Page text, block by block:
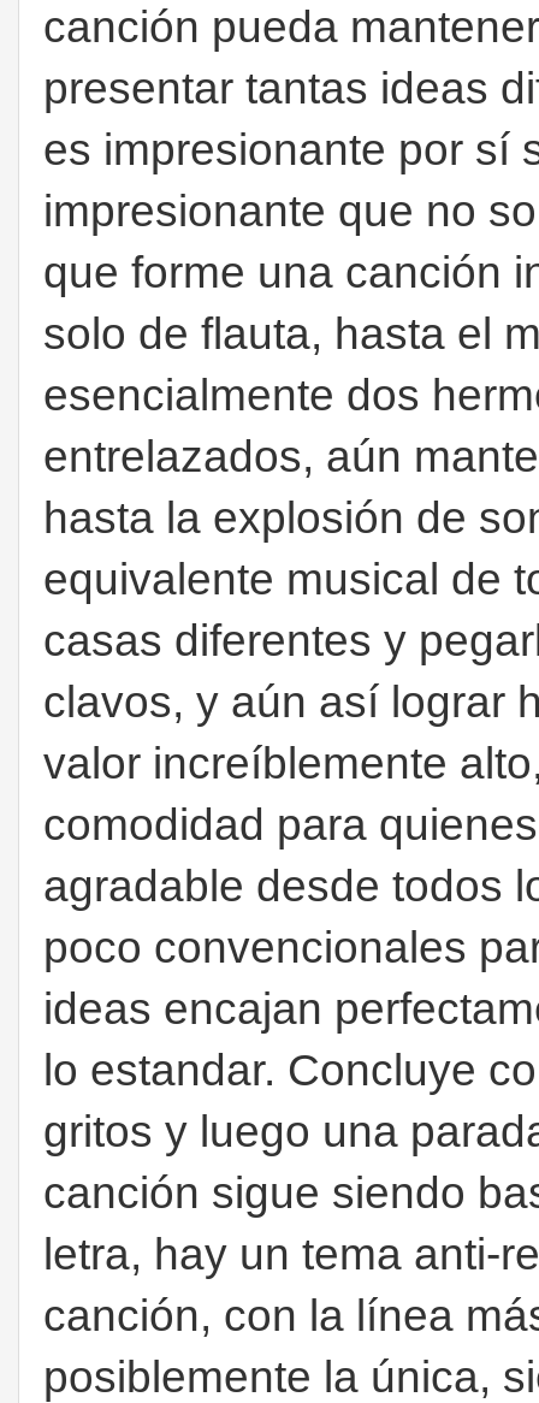
canción pueda
presentar tantas ideas
es impresionante por sí
impresionante que no
que forme una canción
solo de flauta, hasta el
esencialmente dos
entrelazados, aún
hasta la explosión de
equivalente musical de
casas diferentes y
clavos, y aún así lograr
valor increíblemente
comodidad para
agradable desde todos
poco convencionales
ideas encajan
lo estandar. Concluye
gritos y luego una
canción sigue siendo
letra, hay un tema anti-
canción, con la línea
posiblemente la única,